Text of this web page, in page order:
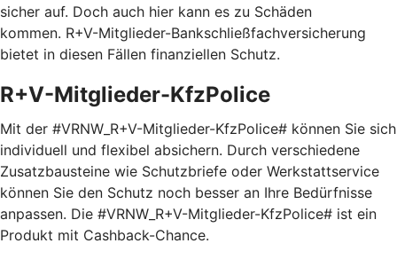
sicher auf. Doch auch hier kann es zu Schäden
kommen. R+V-Mitglieder-Bankschließfachversicherung
bietet in diesen Fällen finanziellen Schutz.
R+V-Mitglieder-KfzPolice
Mit der #VRNW_R+V-Mitglieder-KfzPolice# können Sie sich
individuell und flexibel absichern. Durch verschiedene
Zusatzbausteine wie Schutzbriefe oder Werkstattservice
können Sie den Schutz noch besser an Ihre Bedürfnisse
anpassen. Die #VRNW_R+V-Mitglieder-KfzPolice# ist ein
Produkt mit Cashback-Chance.